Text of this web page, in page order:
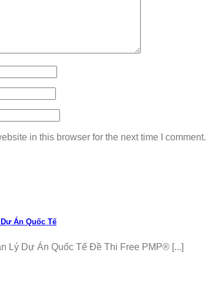
in this browser for the next time I comment.
Án Quốc Tế
Lý Dự Án Quốc Tế Đề Thi Free PMP® [...]